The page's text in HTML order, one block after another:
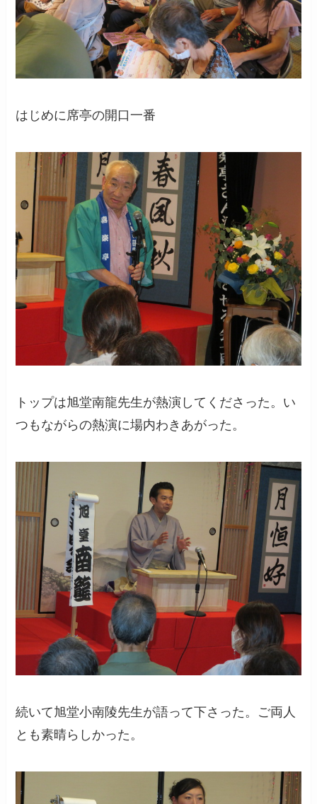
はじめに席亭の開口一番
トップは旭堂南龍先生が熱演してくださった。い
つもながらの熱演に場内わきあがった。
続いて旭堂小南陵先生が語って下さった。ご両人
とも素晴らしかった。